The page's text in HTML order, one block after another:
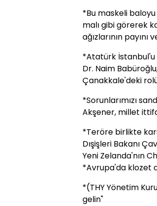
*Bu maskeli
malı gibi görerek
ağızlarının
*Atatürk İstanbul'u
Dr. Naim
Çanakkale'deki
*Sorunlarımızı
Akşener, millet
*Teröre birlikte
Dışişleri Bakanı
Yeni Zelanda'nın
*Avrupa'da klozet
*(THY Yönetim
gelin"